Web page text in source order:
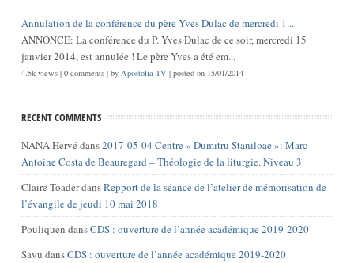
Annulation de la conférence du père Yves Dulac de mercredi 1...
ANNONCE: La conférence du P. Yves Dulac de ce soir, mercredi 15
janvier 2014, est annulée ! Le père Yves a été em...
4.5k views| 0 comments| by Apostolia TV | posted on 15/01/2014
RECENT COMMENTS
NANA Hervé dans2017-05-04 Centre « Dumitru Staniloae »: Marc-
Antoine Costa de Beauregard – Théologie de la liturgie. Niveau 3
Claire ToaderdansRepport de la séance de l’atelier de mémorisation de
l’évangile de jeudi 10 mai 2018
Pouliquen dansCDS : ouverture de l’année académique 2019-2020
Savu dansCDS : ouverture de l’année académique 2019-2020